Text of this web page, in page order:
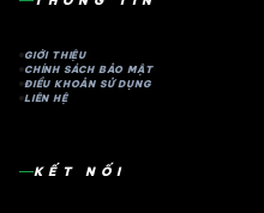
GIỚI THIỆU
CHÍNH SÁCH BẢO MẬT
ĐIỀU KHOẢN SỬ DỤNG
LIÊN HỆ
KẾT NỐI